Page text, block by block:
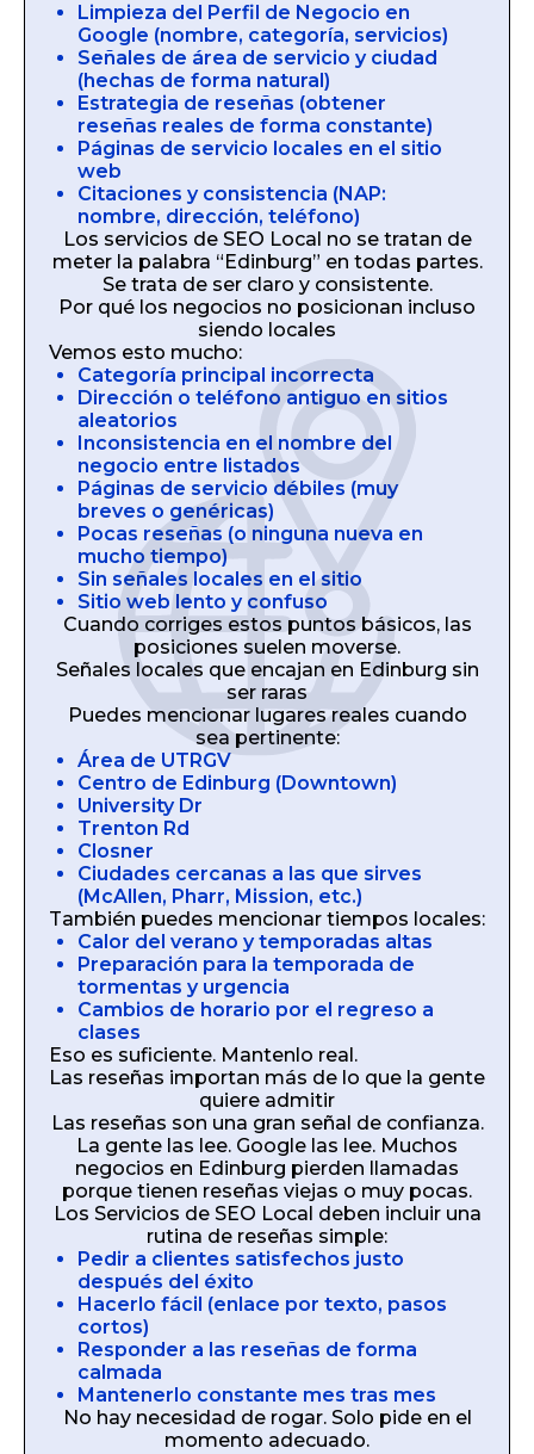
Limpieza del Perfil de Negocio en
Google (nombre, categoría, servicios)
Señales de área de servicio y ciudad
(hechas de forma natural)
Estrategia de reseñas (obtener
reseñas reales de forma constante)
Páginas de servicio locales en el sitio
web
Citaciones y consistencia (NAP:
nombre, dirección, teléfono)
Los servicios de SEO Local no se tratan de
meter la palabra “Edinburg” en todas partes.
Se trata de ser claro y consistente.
Por qué los negocios no posicionan incluso
siendo locales
Vemos esto mucho:
Categoría principal incorrecta
Dirección o teléfono antiguo en sitios
aleatorios
Inconsistencia en el nombre del
negocio entre listados
Páginas de servicio débiles (muy
breves o genéricas)
Pocas reseñas (o ninguna nueva en
mucho tiempo)
Sin señales locales en el sitio
Sitio web lento y confuso
Cuando corriges estos puntos básicos, las
posiciones suelen moverse.
Señales locales que encajan en Edinburg sin
ser raras
Puedes mencionar lugares reales cuando
sea pertinente:
Área de UTRGV
Centro de Edinburg (Downtown)
University Dr
Trenton Rd
Closner
Ciudades cercanas a las que sirves
(McAllen, Pharr, Mission, etc.)
También puedes mencionar tiempos locales:
Calor del verano y temporadas altas
Preparación para la temporada de
tormentas y urgencia
Cambios de horario por el regreso a
clases
Eso es suficiente. Mantenlo real.
Las reseñas importan más de lo que la gente
quiere admitir
Las reseñas son una gran señal de confianza.
La gente las lee. Google las lee. Muchos
negocios en Edinburg pierden llamadas
porque tienen reseñas viejas o muy pocas.
Los Servicios de SEO Local deben incluir una
rutina de reseñas simple:
Pedir a clientes satisfechos justo
después del éxito
Hacerlo fácil (enlace por texto, pasos
cortos)
Responder a las reseñas de forma
calmada
Mantenerlo constante mes tras mes
No hay necesidad de rogar. Solo pide en el
momento adecuado.